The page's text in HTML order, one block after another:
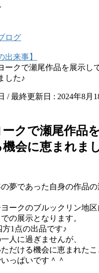
ログ
出来事】
ークで瀬尾作品を展示し
した♪
/ 最終更新日 : 2024年8月
クで瀬尾作品
会に恵まれま
夢であった自身の作品
ークのブルックリン地区
の展示となります。
方1点の出品です♪
人に過ぎませんが、
だける機会に恵まれたこ
っぱいです＾＾